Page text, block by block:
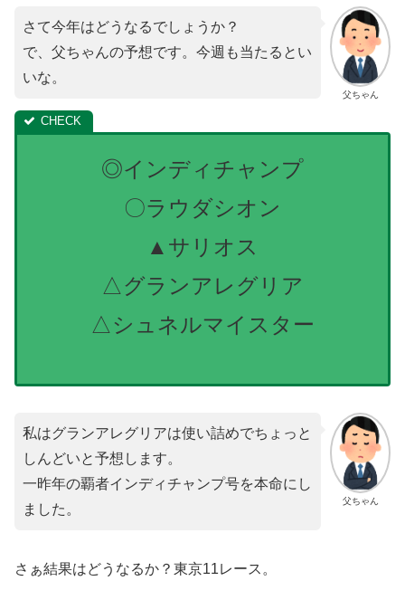
父ちゃん
さて今年はどうなるでしょうか？
で、父ちゃんの予想です。今週も当たるとい
いな。
◎インディチャンプ
〇ラウダシオン
▲サリオス
△グランアレグリア
△シュネルマイスター
父ちゃん
私はグランアレグリアは使い詰めでちょっと
しんどいと予想します。
一昨年の覇者インディチャンプ号を本命にし
ました。
さぁ結果はどうなるか？東京11レース。